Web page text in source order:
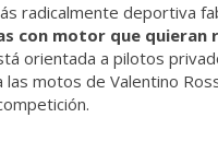
radicalmente deportiva
con motor que quieran
orientada a pilotos
motos de Valentino